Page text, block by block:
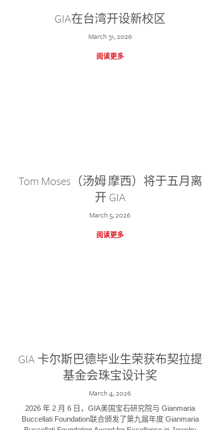
GIA在台湾开设新校区
March 31, 2026
阅读更多
Tom Moses（汤姆·摩西）将于五月离
开 GIA
March 5, 2026
阅读更多
GIA 卡尔斯巴德毕业生荣获布契拉提
基金会珠宝设计奖
March 4, 2026
2026 年 2 月 6 日，GIA美国宝石研究院与 Gianmaria
Buccellati Foundation联合颁发了第九届年度 Gianmaria